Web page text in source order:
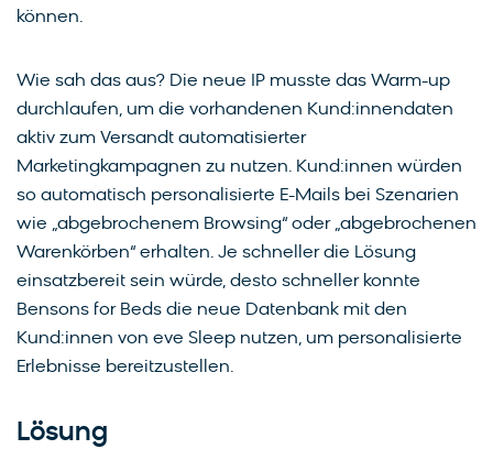
können.
Wie sah das aus? Die neue IP musste das Warm-up
durchlaufen, um die vorhandenen Kund:innendaten
aktiv zum Versandt automatisierter
Marketingkampagnen zu nutzen. Kund:innen würden
so automatisch personalisierte E-Mails bei Szenarien
wie „abgebrochenem Browsing“ oder „abgebrochenen
Warenkörben“ erhalten. Je schneller die Lösung
einsatzbereit sein würde, desto schneller konnte
Bensons for Beds die neue Datenbank mit den
Kund:innen von eve Sleep nutzen, um personalisierte
Erlebnisse bereitzustellen.
Lösung